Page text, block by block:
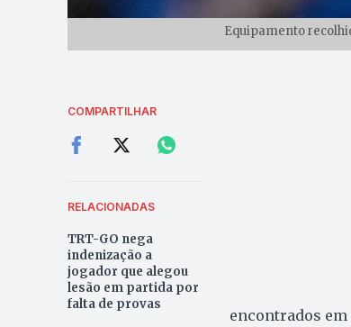
Equipamento
COMPARTILHAR
RELACIONADAS
TRT-GO nega
indenização a
jogador que alegou
lesão em partida por
falta de provas
encontrados